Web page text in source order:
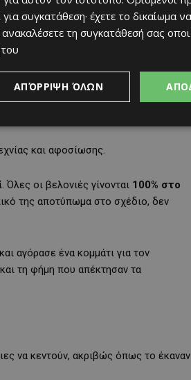
και αφοσίωσης.
Όλες οι βελονιές γίνονται 100% στο
της αποτύπωμα στο σχέδιο, δεν
αγόρασε ένα κομμάτι για τον
τη φήμη που απέκτησαν τα
να κεντούν, ακριβώς όπως το έκαναν
συγκατάθεση· έχετε το δικαίωμα
τη συγκατάθεσή σας
ΑΠΌΡΡΙΨΗ ΌΛΩΝ